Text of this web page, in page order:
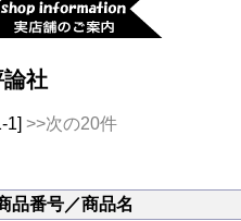
論社
1] >>次の20件
品番号／商品名